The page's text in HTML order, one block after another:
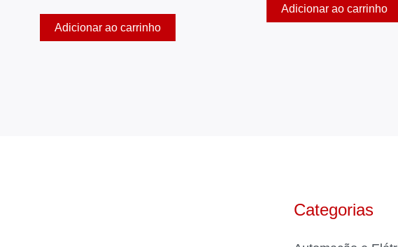
Adicionar ao carrinho
Adicionar ao carrinho
Categorias